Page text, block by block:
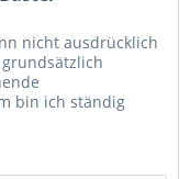
nicht ausdrücklich
bin ich ständig